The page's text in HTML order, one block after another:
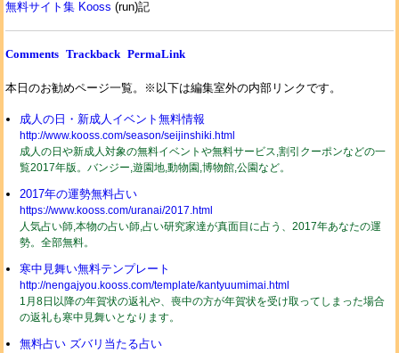
無料サイト集 Kooss (run)記
Comments Trackback PermaLink
本日のお勧めページ一覧。※以下は編集室外の内部リンクです。
成人の日・新成人イベント無料情報
http://www.kooss.com/season/seijinshiki.html
成人の日や新成人対象の無料イベントや無料サービス,割引クーポンなどの一
覧2017年版。バンジー,遊園地,動物園,博物館,公園など。
2017年の運勢無料占い
https://www.kooss.com/uranai/2017.html
人気占い師,本物の占い師,占い研究家達が真面目に占う、2017年あなたの運
勢。全部無料。
寒中見舞い無料テンプレート
http://nengajyou.kooss.com/template/kantyuumimai.html
1月8日以降の年賀状の返礼や、喪中の方が年賀状を受け取ってしまった場合
の返礼も寒中見舞いとなります。
無料占い ズバリ当たる占い